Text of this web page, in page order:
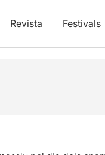
Revista Festivals